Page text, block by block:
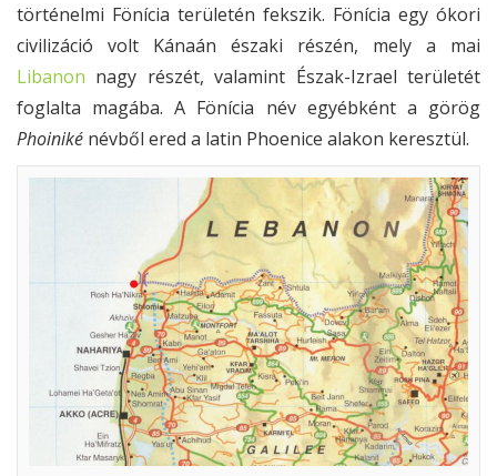
történelmi Fönícia területén fekszik. Fönícia egy ókori
civilizáció volt Kánaán északi részén, mely a mai
Libanon nagy részét, valamint Észak-Izrael területét
foglalta magába. A Fönícia név egyébként a görög
Phoiniké névből ered a latin Phoenice alakon keresztül.